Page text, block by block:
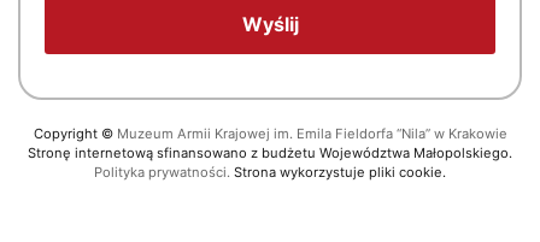
Copyright © Muzeum Armii Krajowej im. Emila Fieldorfa “Nila” w Krakowie
Stronę internetową sfinansowano z budżetu Województwa Małopolskiego.
Polityka prywatności. Strona wykorzystuje pliki cookie.